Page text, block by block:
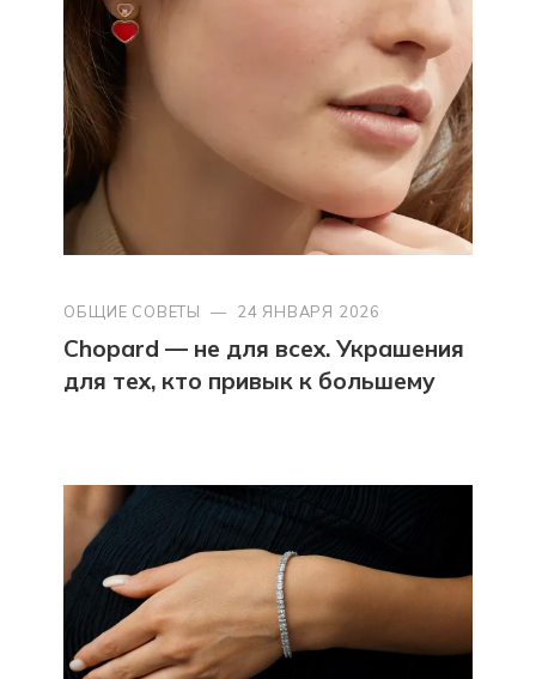
ОБЩИЕ СОВЕТЫ — 24 ЯНВАРЯ 2026
Chopard — не для всех. Украшения
для тех, кто привык к большему